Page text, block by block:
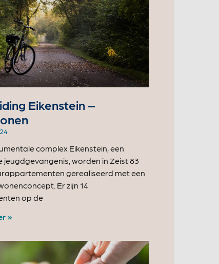
Eikenstein –
complex Eikenstein, een
jeugdgevangenis, worden in Zeist 83
gerealiseerd met een
Er zijn 14
op de
»